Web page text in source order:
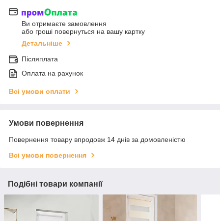
Ви отримаєте замовлення
або гроші повернуться на вашу картку
Детальніше
Післяплата
Оплата на рахунок
Всі умови оплати
Умови повернення
Повернення товару впродовж 14 днів за домовленістю
Всі умови повернення
Подібні товари компанії